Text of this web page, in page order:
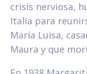
crisis nerviosa,
Italia para
María Luisa,
Maura y que